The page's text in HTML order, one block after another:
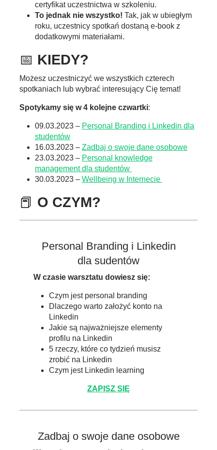
certyfikat uczestnictwa w szkoleniu.
To jednak nie wszystko! Tak, jak w ubiegłym
roku, uczestnicy spotkań dostaną e-book z
dodatkowymi materiałami.
📅 KIEDY?
Możesz uczestniczyć we wszystkich czterech
spotkaniach lub wybrać interesujący Cię temat!
Spotykamy się w 4 kolejne czwartki:
09.03.2023 – Personal Branding i Linkedin dla
studentów
16.03.2023 – Zadbaj o swoje dane osobowe
23.03.2023 – Personal knowledge
management dla studentów
30.03.2023 – Wellbeing w Internecie
📕 O CZYM?
Personal Branding i Linkedin
dla sudentów
W czasie warsztatu dowiesz się:
Czym jest personal branding
Dlaczego warto założyć konto na
Linkedin
Jakie są najważniejsze elementy
profilu na Linkedin
5 rzeczy, które co tydzień musisz
zrobić na Linkedin
Czym jest Linkedin learning
ZAPISZ SIĘ
Zadbaj o swoje dane osobowe